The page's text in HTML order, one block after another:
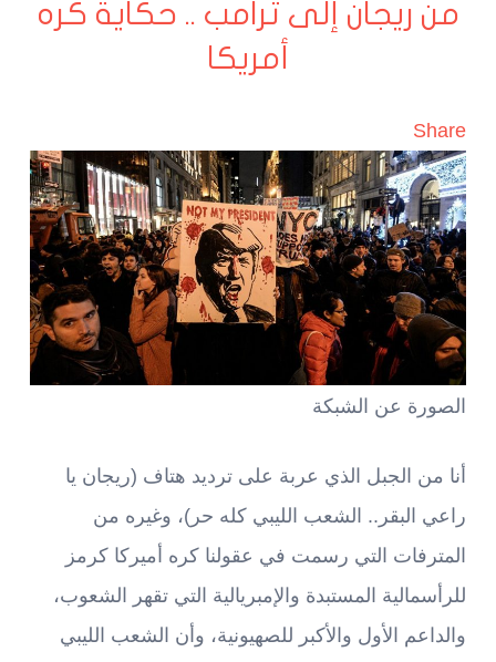
من ريجان إلى ترامب .. حكاية كره
أمريكا
Share
الصورة عن الشبكة
أنا من الجبل الذي عربة على ترديد هتاف (ريجان يا
راعي البقر.. الشعب الليبي كله حر)، وغيره من
المترفات التي رسمت في عقولنا كره أميركا كرمز
للرأسمالية المستبدة والإمبريالية التي تقهر الشعوب،
والداعم الأول والأكبر للصهيونية، وأن الشعب الليبي